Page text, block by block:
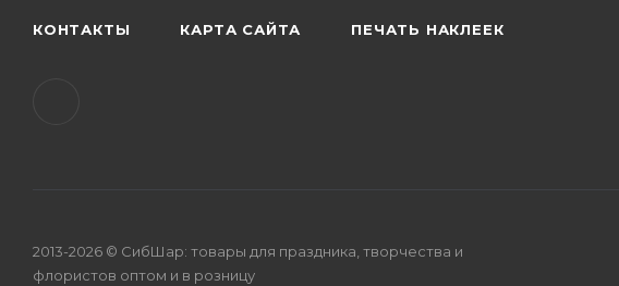
КОНТАКТЫ КАРТА САЙТА ПЕЧАТЬ НАКЛЕЕК
2013-2026 © СибШар: товары для праздника, творчества и
флористов оптом и в розницу